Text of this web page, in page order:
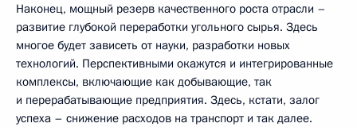
Наконец, мощный резерв качественного роста отрасли –
развитие глубокой переработки угольного сырья. Здесь
многое будет зависеть от науки, разработки новых
технологий. Перспективными окажутся и интегрированные
комплексы, включающие как добывающие, так
и перерабатывающие предприятия. Здесь, кстати, залог
успеха – снижение расходов на транспорт и так далее.